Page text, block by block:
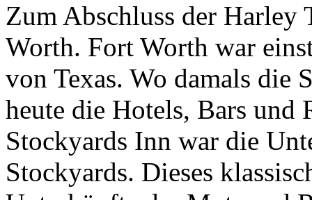
Zum Abschluss der Harley
Worth. Fort Worth war
von Texas. Wo damals die
heute die Hotels, Bars und
Stockyards Inn war die
Stockyards. Dieses